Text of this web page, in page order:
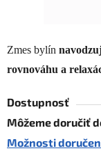
Zmes bylín
rovnováhu a
Dostupnosť
Môžeme doručiť
Možnosti